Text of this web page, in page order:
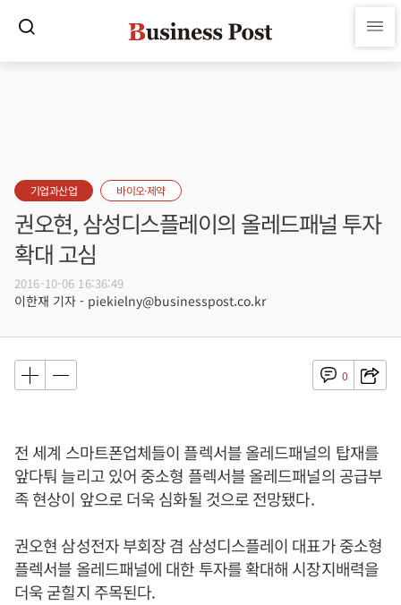
기업과산업 바이오·제약
권오현, 삼성디스플레이의 올레드패널 투자
확대 고심
2016-10-06 16:36:49
이한재 기자 - piekielny@businesspost.co.kr
0
전 세계 스마트폰업체들이 플렉서블 올레드패널의 탑재를
앞다퉈 늘리고 있어 중소형 플렉서블 올레드패널의 공급부
족 현상이 앞으로 더욱 심화될 것으로 전망됐다.
권오현 삼성전자 부회장 겸 삼성디스플레이 대표가 중소형
플렉서블 올레드패널에 대한 투자를 확대해 시장지배력을
더욱 굳힐지 주목된다.